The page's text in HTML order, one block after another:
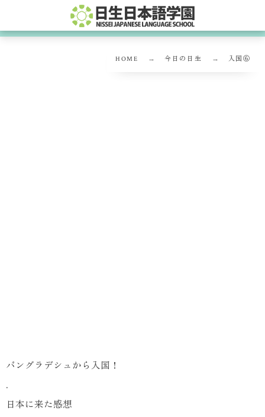
HOME 今日の日生 入国⑥
バングラデシュから入国！
.
日本に来た感想